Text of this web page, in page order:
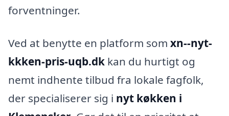
forventninger.
Ved at benytte en platform som xn--nyt-
kkken-pris-uqb.dk kan du hurtigt og
nemt indhente tilbud fra lokale fagfolk,
der specialiserer sig i nyt køkken i